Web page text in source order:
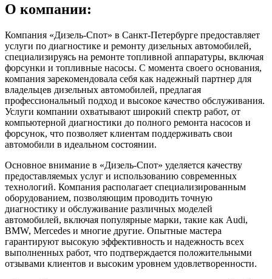
О компании:
Компания «Дизель-Спот» в Санкт-Петербурге предоставляет
услуги по диагностике и ремонту дизельных автомобилей,
специализируясь на ремонте топливной аппаратуры, включая
форсунки и топливные насосы. С момента своего основания,
компания зарекомендовала себя как надежный партнер для
владельцев дизельных автомобилей, предлагая
профессиональный подход и высокое качество обслуживания.
Услуги компании охватывают широкий спектр работ, от
компьютерной диагностики до полного ремонта насосов и
форсунок, что позволяет клиентам поддерживать свои
автомобили в идеальном состоянии.
Основное внимание в «Дизель-Спот» уделяется качеству
предоставляемых услуг и использованию современных
технологий. Компания располагает специализированным
оборудованием, позволяющим проводить точную
диагностику и обслуживание различных моделей
автомобилей, включая популярные марки, такие как Audi,
BMW, Mercedes и многие другие. Опытные мастера
гарантируют высокую эффективность и надежность всех
выполненных работ, что подтверждается положительными
отзывами клиентов и высоким уровнем удовлетворенности.